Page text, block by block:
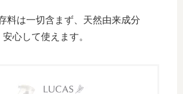
料は一切含まず、天然由来成分
心して使えます。